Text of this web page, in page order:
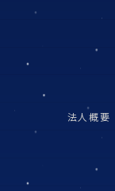
法人概要